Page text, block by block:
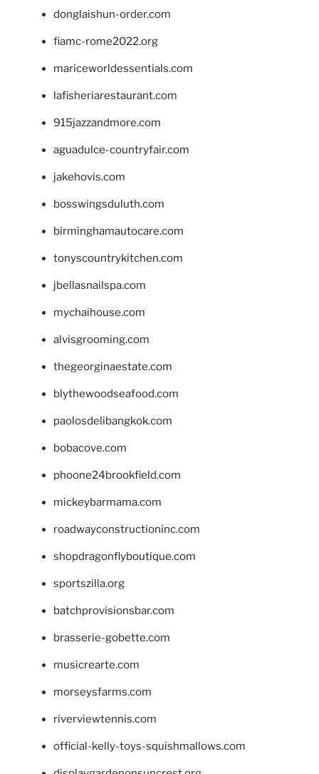
donglaishun-order.com
fiamc-rome2022.org
mariceworldessentials.com
lafisheriarestaurant.com
915jazzandmore.com
aguadulce-countryfair.com
jakehovis.com
bosswingsduluth.com
birminghamautocare.com
tonyscountrykitchen.com
jbellasnailspa.com
mychaihouse.com
alvisgrooming.com
thegeorginaestate.com
blythewoodseafood.com
paolosdelibangkok.com
bobacove.com
phoone24brookfield.com
mickeybarmama.com
roadwayconstructioninc.com
shopdragonflyboutique.com
sportszilla.org
batchprovisionsbar.com
brasserie-gobette.com
musicrearte.com
morseysfarms.com
riverviewtennis.com
official-kelly-toys-squishmallows.com